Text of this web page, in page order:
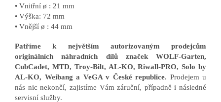
• Vnitřní ø : 21 mm
• Výška: 72 mm
• Vnější ø : 44 mm
Patříme k největším autorizovaným prodejcům
originálních náhradních dílů značek WOLF-Garten,
CubCadet, MTD, Troy-Bilt, AL-KO, Riwall-PRO, Solo by
AL-KO, Weibang a VeGA v České republice. Prodejem u
nás nic nekončí, zajistíme Vám záruční, případně i následné
servisní služby.